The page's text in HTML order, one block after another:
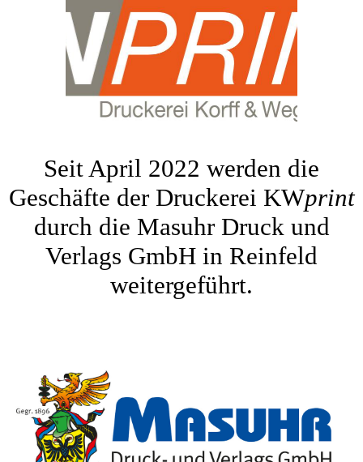
Seit April 2022 werden die
Geschäfte der Druckerei KWprint
durch die Masuhr Druck und
Verlags GmbH in Reinfeld
weitergeführt.